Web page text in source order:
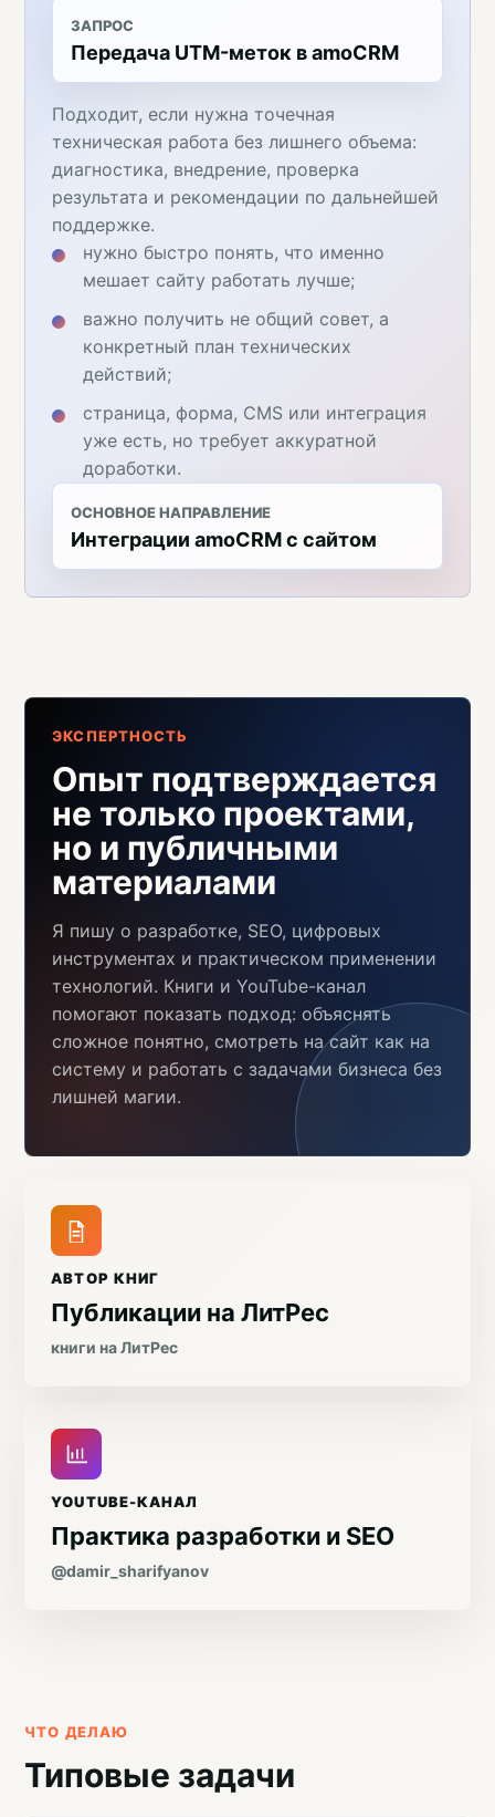
ЗАПРОС
Передача UTM-меток в amoCRM
Подходит, если нужна точечная
техническая работа без лишнего объема:
диагностика, внедрение, проверка
результата и рекомендации по дальнейшей
поддержке.
нужно быстро понять, что именно
мешает сайту работать лучше;
важно получить не общий совет, а
конкретный план технических
действий;
страница, форма, CMS или интеграция
уже есть, но требует аккуратной
доработки.
ОСНОВНОЕ НАПРАВЛЕНИЕ
Интеграции amoCRM с сайтом
ЭКСПЕРТНОСТЬ
Опыт подтверждается
не только проектами,
но и публичными
материалами
Я пишу о разработке, SEO, цифровых
инструментах и практическом применении
технологий. Книги и YouTube-канал
помогают показать подход: объяснять
сложное понятно, смотреть на сайт как на
систему и работать с задачами бизнеса без
лишней магии.
АВТОР КНИГ
Публикации на ЛитРес
книги на ЛитРес
YOUTUBE-КАНАЛ
Практика разработки и SEO
@damir_sharifyanov
ЧТО ДЕЛАЮ
Типовые задачи